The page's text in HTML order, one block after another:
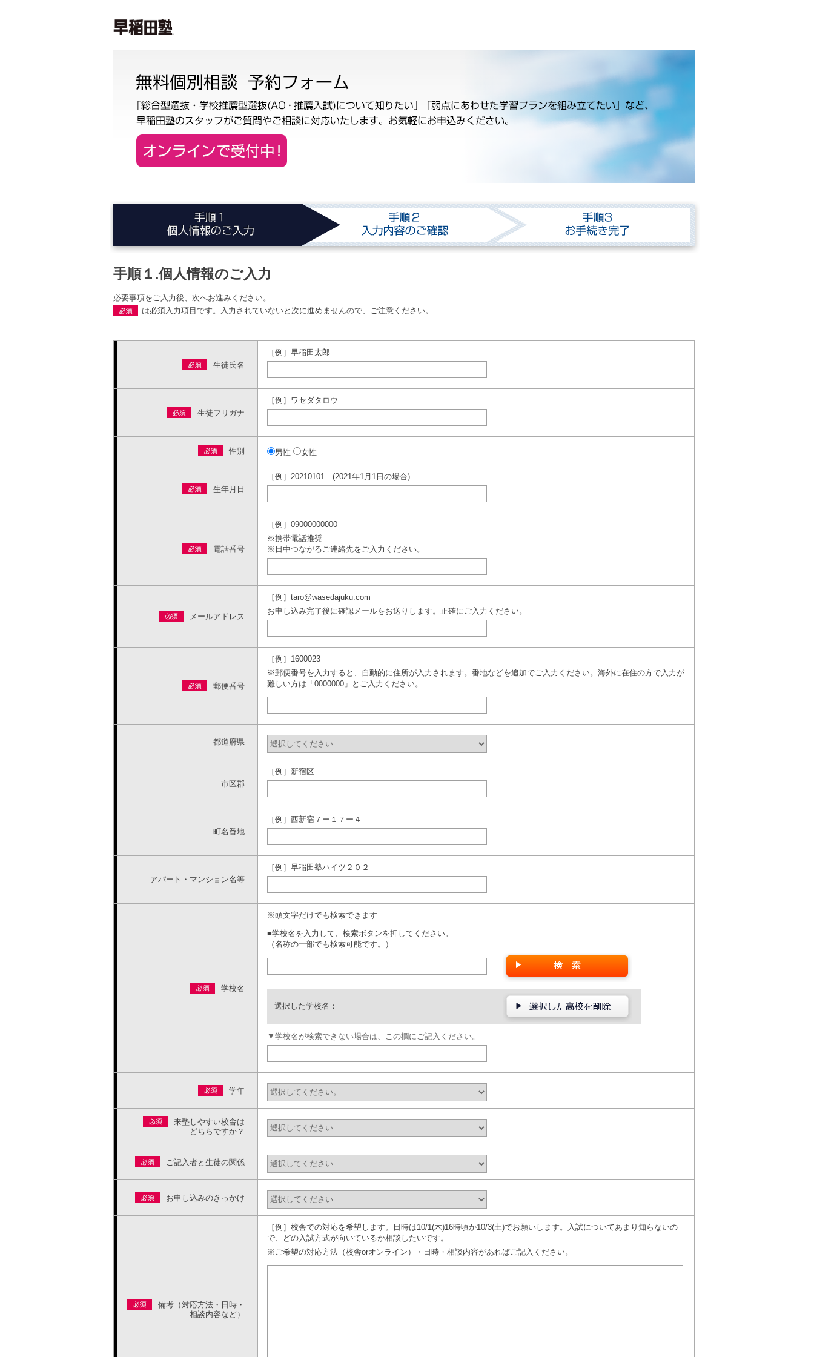
手順１.個人情報のご入力
必要事項をご入力後、次へお進みください。
は必須入力項目です。入力されていないと次に進めませんので、ご注意ください。
生徒氏名
［例］早稲田太郎
生徒フリガナ
［例］ワセダタロウ
性別 男性 女性
生年月日
［例］20210101 (2021年1月1日の場合)
電話番号
［例］09000000000
※携帯電話推奨
※日中つながるご連絡先をご入力ください。
メールアドレス
［例］taro@wasedajuku.com
お申し込み完了後に確認メールをお送りします。正確にご入力ください。
郵便番号
［例］1600023
※郵便番号を入力すると、自動的に住所が入力されます。番地などを追加でご入力ください。海外に在住の方で入力が
難しい方は「0000000」とご入力ください。
都道府県
市区郡
［例］新宿区
町名番地
［例］西新宿７ー１７ー４
アパート・マンション名等
［例］早稲田塾ハイツ２０２
学校名
※頭文字だけでも検索できます
■学校名を入力して、検索ボタンを押してください。
（名称の一部でも検索可能です。）
選択した学校名：
▼学校名が検索できない場合は、この欄にご記入ください。
学年
来塾しやすい校舎は
どちらですか？
ご記入者と生徒の関係
お申し込みのきっかけ
備考（対応方法・日時・
相談内容など）
［例］校舎での対応を希望します。日時は10/1(木)16時頃か10/3(土)でお願いします。入試についてあまり知らないの
で、どの入試方式が向いているか相談したいです。
※ご希望の対応方法（校舎orオンライン）・日時・相談内容があればご記入ください。